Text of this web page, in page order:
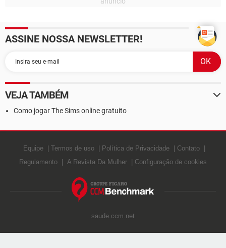
ASSINE NOSSA NEWSLETTER!
VEJA TAMBÉM
Como jogar The Sims online gratuito
Equipe Termos de uso Política de Privacidade
Contato
Regulamento
A Revista Da Mulher Configuração de cookies
saude.ccm.net